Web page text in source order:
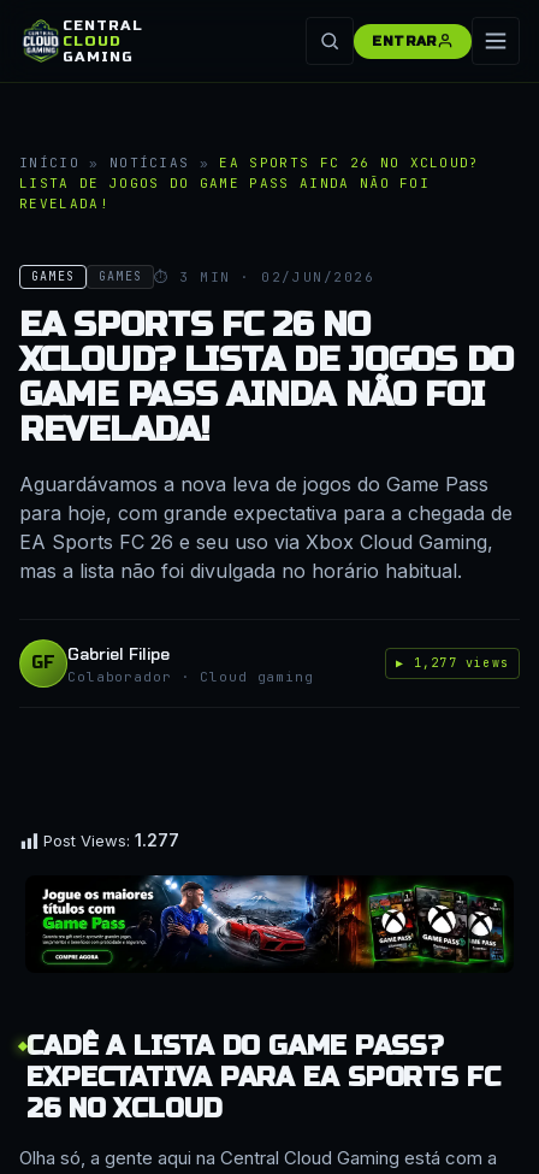
CENTRAL
CLOUD
GAMING
ENTRAR
INÍCIO » NOTÍCIAS » EA SPORTS FC 26 NO XCLOUD?
LISTA DE JOGOS DO GAME PASS AINDA NÃO FOI
REVELADA!
GAMES GAMES ⏱ 3 MIN · 02/JUN/2026
EA SPORTS FC 26 NO
XCLOUD? LISTA DE JOGOS DO
GAME PASS AINDA NÃO FOI
REVELADA!
Aguardávamos a nova leva de jogos do Game Pass
para hoje, com grande expectativa para a chegada de
EA Sports FC 26 e seu uso via Xbox Cloud Gaming,
mas a lista não foi divulgada no horário habitual.
GF Gabriel Filipe
Colaborador · Cloud gaming
▶ 1,277 views
Post Views: 1.277
CADÊ A LISTA DO GAME PASS?
EXPECTATIVA PARA EA SPORTS FC
26 NO XCLOUD
Olha só, a gente aqui na Central Cloud Gaming está com a